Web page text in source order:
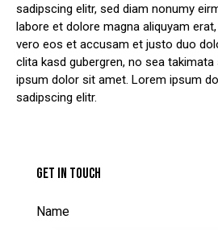
sadipscing elitr, sed diam nonumy
labore et dolore magna aliquyam
vero eos et accusam et justo duo
clita kasd gubergren, no sea
ipsum dolor sit amet. Lorem ipsum
sadipscing elitr.
GET IN TOUCH